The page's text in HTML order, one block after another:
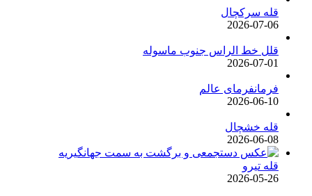
قله سرکچال
2026-07-06
قلل خط الراس جنوب ماسوله
2026-07-01
فرمانفرمای عالم
2026-06-10
قله خشچال
2026-06-08
قله تیرو
2026-05-26